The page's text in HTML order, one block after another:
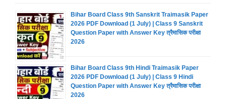
Bihar Board Class 9th Sanskrit Traimasik Paper
2026 PDF Download (1 July) | Class 9 Sanskrit
Question Paper with Answer Key त्रैमासिक परीक्षा
2026
Bihar Board Class 9th Hindi Traimasik Paper
2026 PDF Download (1 July) | Class 9 Hindi
Question Paper with Answer Key त्रैमासिक परीक्षा
2026